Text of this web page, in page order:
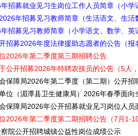
招募就业见习生岗位工作人员简章（小
年招募见习教师简章（生活语文、生
招募见习教师简章（小学语文、数学、英
招募2026年度法律援助志愿者的公告（报
2026年第二季度第三期招聘公告
公开招募2026年特聘农技员的公告（5人
保障局2026年第二季度（第二期）公开
位（湄潭县卫生健康局）2026年春季面
保障局2026年公开招募就业见习岗位人员
2026年第二季度第二期招聘公告（7月1-
院公开招聘城镇公益性岗位成绩公示